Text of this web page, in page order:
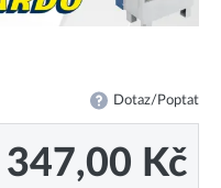
Dotaz/Poptat
Kč